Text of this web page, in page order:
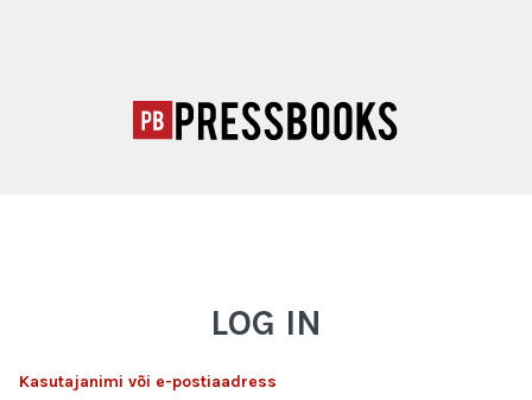
LOG IN
Kasutajanimi või e-postiaadress